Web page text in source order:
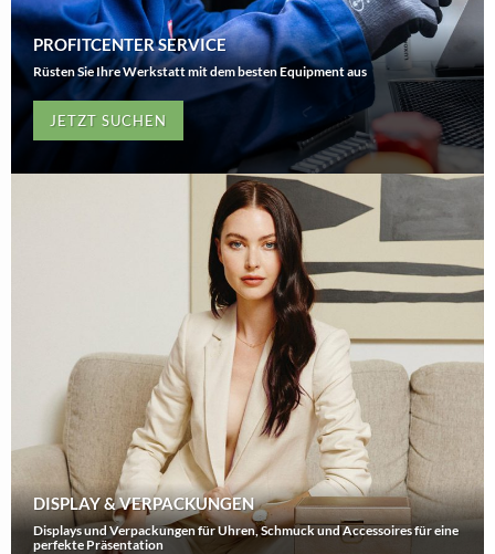
PROFITCENTER SERVICE
Rüsten Sie Ihre Werkstatt mit dem besten Equipment aus
JETZT SUCHEN
DISPLAY & VERPACKUNGEN
Displays und Verpackungen für Uhren, Schmuck und Accessoires für eine
perfekte Präsentation